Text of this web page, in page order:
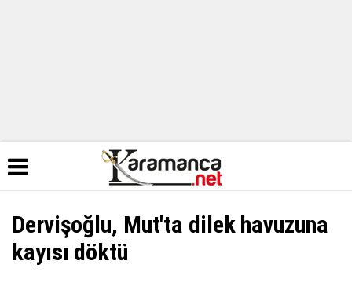
Dervişoğlu, Mut'ta dilek havuzuna
kayısı döktü